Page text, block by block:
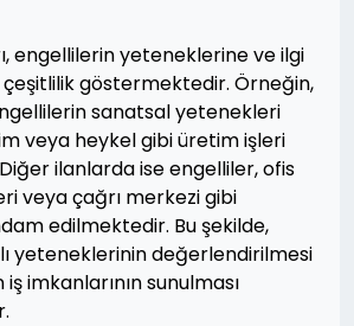
engellilerin yeteneklerine ve ilgi
göstermektedir. Örneğin,
sanatsal yetenekleri
veya heykel gibi üretim işleri
ilanlarda ise engelliler, ofis
veya çağrı merkezi gibi
edilmektedir. Bu şekilde,
yeteneklerinin değerlendirilmesi
imkanlarının sunulması